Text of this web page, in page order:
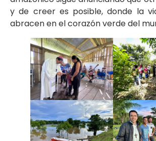
y de creer es posible, donde la
abracen en el corazón verde del